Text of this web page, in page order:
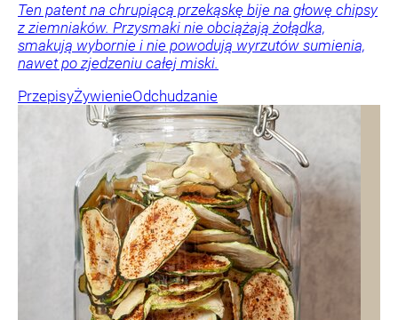
Ten patent na chrupiącą przekąskę bije na głowę chipsy
z ziemniaków. Przysmaki nie obciążają żołądka,
smakują wybornie i nie powodują wyrzutów sumienia,
nawet po zjedzeniu całej miski.
PrzepisyŻywienieOdchudzanie